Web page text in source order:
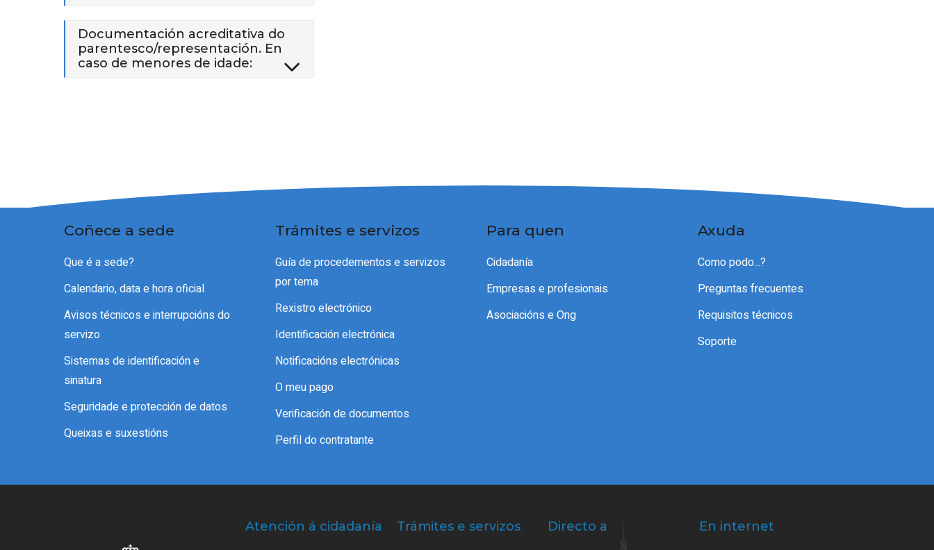
Documentación acreditativa do
parentesco/representación. En
caso de menores de idade:
Coñece a sede
Que é a sede?
Calendario, data e hora oficial
Avisos técnicos e interrupcións do
servizo
Sistemas de identificación e
sinatura
Seguridade e protección de datos
Queixas e suxestións
Trámites e servizos
Guía de procedementos e servizos
por tema
Rexistro electrónico
Identificación electrónica
Notificacións electrónicas
O meu pago
Verificación de documentos
Perfil do contratante
Para quen
Cidadanía
Empresas e profesionais
Asociacións e Ong
Axuda
Como podo...?
Preguntas frecuentes
Requisitos técnicos
Soporte
Atención á cidadanía Trámites e servizos Directo a En internet